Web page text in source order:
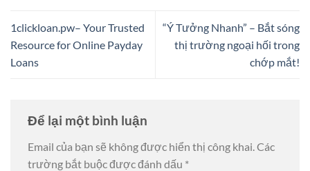
1clickloan.pw– Your Trusted
Resource for Online Payday
Loans
“Ý Tưởng Nhanh” – Bắt sóng
thị trường ngoại hối trong
chớp mắt!
Để lại một bình luận
Email của bạn sẽ không được hiển thị công khai. Các
trường bắt buộc được đánh dấu *